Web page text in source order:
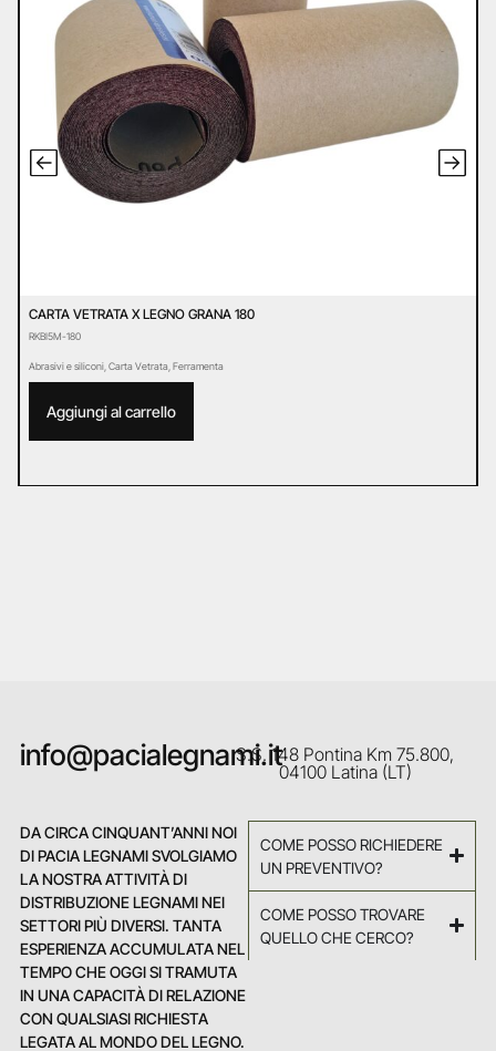
CARTA VETRATA X LEGNO GRANA 180
RKBI5M-180
Abrasivi e siliconi Carta Vetrata Ferramenta
Aggiungi al carrello
info@pacialegnami.itS.S. 148 Pontina Km 75.800,
04100 Latina (LT)
DA CIRCA CINQUANT’ANNI NOI
DI PACIA LEGNAMI SVOLGIAMO
LA NOSTRA ATTIVITÀ DI
DISTRIBUZIONE LEGNAMI NEI
SETTORI PIÙ DIVERSI. TANTA
ESPERIENZA ACCUMULATA NEL
TEMPO CHE OGGI SI TRAMUTA
IN UNA CAPACITÀ DI RELAZIONE
CON QUALSIASI RICHIESTA
LEGATA AL MONDO DEL LEGNO.
COME POSSO RICHIEDERE
UN PREVENTIVO?
COME POSSO TROVARE
QUELLO CHE CERCO?